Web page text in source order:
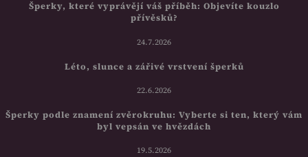
Šperky, které vyprávějí váš příběh: Objevíte kouzlo
přívěsků?
24.7.2026
Léto, slunce a zářivé vrstvení šperků
22.6.2026
Šperky podle znamení zvěrokruhu: Vyberte si ten, který vám
byl vepsán ve hvězdách
19.5.2026